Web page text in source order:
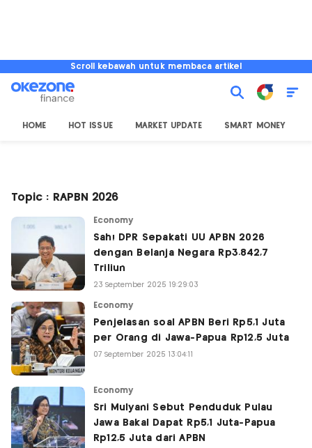
Scroll kebawah untuk membaca artikel
HOME HOT ISSUE MARKET UPDATE SMART MONEY
Topic : RAPBN 2026
Economy
Sah! DPR Sepakati UU APBN 2026
dengan Belanja Negara Rp3.842,7
Triliun
23 September 2025 19:29:03
Economy
Penjelasan soal APBN Beri Rp5,1 Juta
per Orang di Jawa-Papua Rp12,5 Juta
07 September 2025 13:04:11
Economy
Sri Mulyani Sebut Penduduk Pulau
Jawa Bakal Dapat Rp5,1 Juta-Papua
Rp12,5 Juta dari APBN